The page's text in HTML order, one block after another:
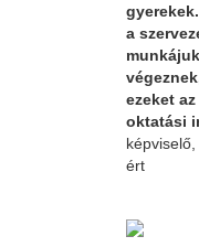
a
ezeket
oktatási
ért